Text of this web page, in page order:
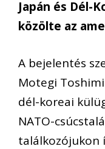
Japán és Dél-
közölte az
A bejelentés
Motegi
dél-koreai
NATO-
találkozójukon